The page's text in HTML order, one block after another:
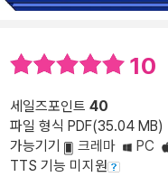
10
세일즈포인트 40
파일 형식 PDF(35.04 MB)
가능기기
크레마 PC
TTS 기능 미지원